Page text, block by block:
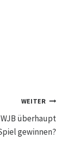
WEITER
überhaupt
gewinnen?